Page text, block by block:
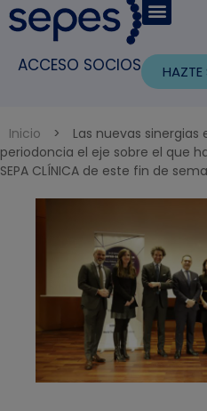
ACCESO SOCIOS
Inicio >
Las nuevas
periodoncia el eje sobre el que
SEPA CLÍNICA de este fin de